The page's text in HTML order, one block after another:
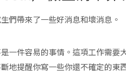
們帶來了一些好消息和壞消息。
一件容易的事情。這項工作需要
地提醒你寫一些你還不確定的東